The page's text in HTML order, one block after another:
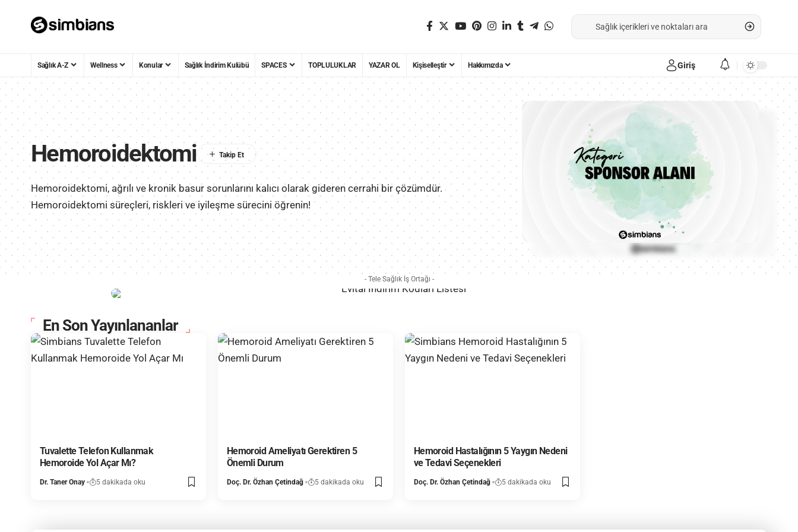
Sağlık A-Z Wellness Konular Sağlık İndirim Kulübü SPACES TOPLULUKLAR YAZAR OL Kişiselleştir Hakkımızda Giriş
Hemoroidektomi
Hemoroidektomi, ağrılı ve kronik basur sorunlarını kalıcı olarak gideren cerrahi bir çözümdür.
Hemoroidektomi süreçleri, riskleri ve iyileşme sürecini öğrenin!
- Tele Sağlık İş Ortağı -
En Son Yayınlananlar
Tuvalette Telefon Kullanmak
Hemoroide Yol Açar Mı?
Dr. Taner Onay 5 dakikada oku
Hemoroid Ameliyatı Gerektiren 5
Önemli Durum
Doç. Dr. Özhan Çetindağ 5 dakikada oku
Hemoroid Hastalığının 5 Yaygın Nedeni
ve Tedavi Seçenekleri
Doç. Dr. Özhan Çetindağ 5 dakikada oku